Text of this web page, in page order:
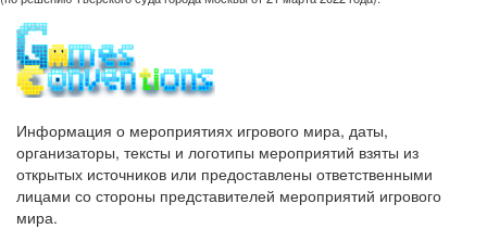
Информация о мероприятиях игрового мира, даты,
организаторы, тексты и логотипы мероприятий взяты из
открытых источников или предоставлены ответственными
лицами со стороны представителей мероприятий игрового
мира.